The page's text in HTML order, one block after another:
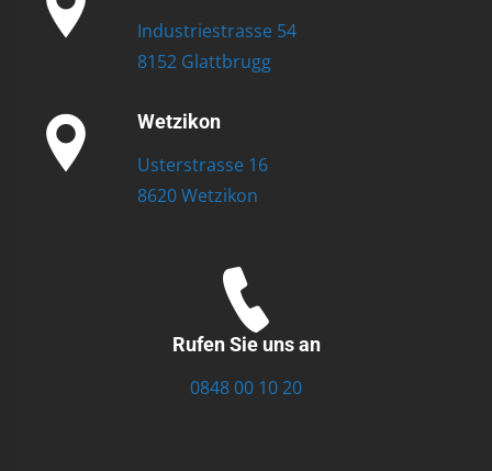
Industriestrasse 54
8152 Glattbrugg
Wetzikon
Usterstrasse 16
8620 Wetzikon
Rufen Sie uns an
0848 00 10 20